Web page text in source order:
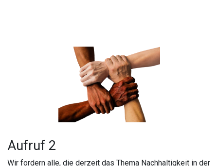
Aufruf 2
Wir fordern alle, die derzeit das Thema Nachhaltigkeit in der